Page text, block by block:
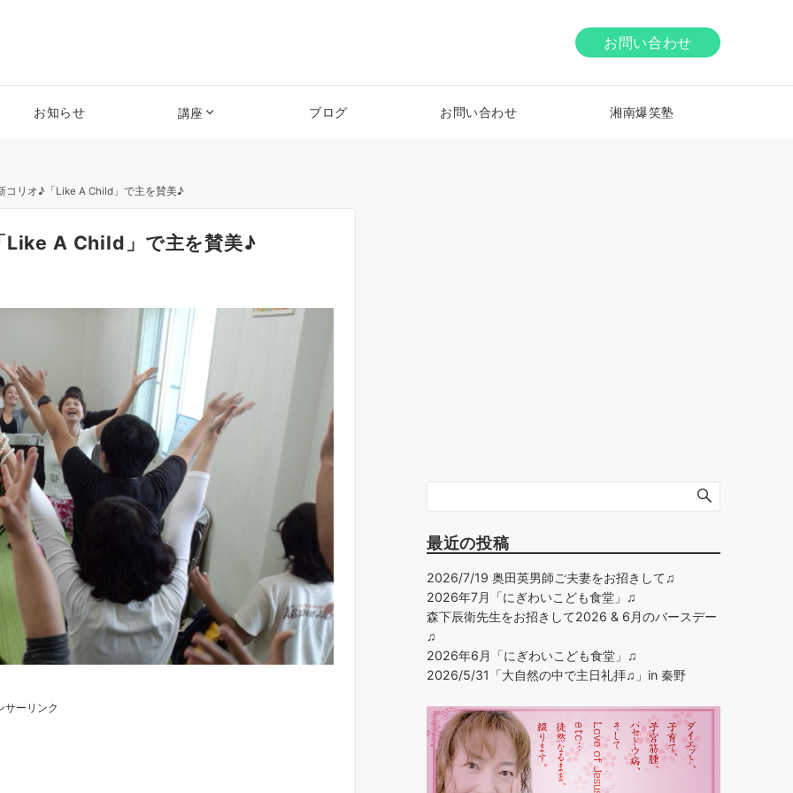
お問い合わせ
お知らせ 講座 ブログ お問い合わせ 湘南爆笑塾
コリオ♪「Like A Child」で主を賛美♪
Like A Child」で主を賛美♪
サーリンク
最近の投稿
2026/7/19 奥田英男師ご夫妻をお招きして♫
2026年7月「にぎわいこども食堂」♫
森下辰衛先生をお招きして2026 & 6月のバースデー
♫
2026年6月「にぎわいこども食堂」♫
2026/5/31「大自然の中で主日礼拝♫」in 秦野